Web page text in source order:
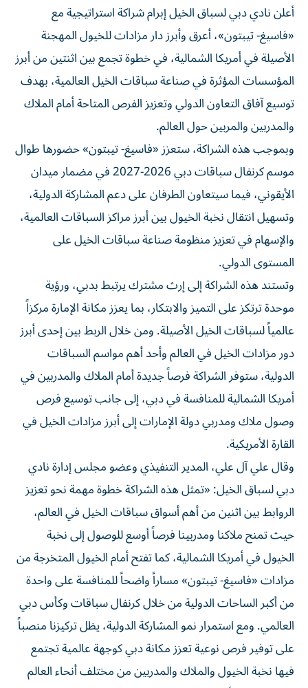
أعلن نادي دبي لسباق الخيل إبرام شراكة استراتيجية مع
«فاسيغ- تيبتون»، أعرق وأبرز دار مزادات للخيول المهجنة
الأصيلة في أمريكا الشمالية، في خطوة تجمع بين اثنتين من أبرز
المؤسسات المؤثرة في صناعة سباقات الخيل العالمية، بهدف
توسيع آفاق التعاون الدولي وتعزيز الفرص المتاحة أمام الملاك
والمدربين والمربين حول العالم.
وبموجب هذه الشراكة، ستعزز «فاسيغ- تيبتون» حضورها طوال
موسم كرنفال سباقات دبي 2026-2027 في مضمار ميدان
الأيقوني، فيما سيتعاون الطرفان على دعم المشاركة الدولية،
وتسهيل انتقال نخبة الخيول بين أبرز مراكز السباقات العالمية،
والإسهام في تعزيز منظومة صناعة سباقات الخيل على
المستوى الدولي.
وتستند هذه الشراكة إلى إرث مشترك يرتبط بدبي، ورؤية
موحدة ترتكز على التميز والابتكار، بما يعزز مكانة الإمارة مركزاً
عالمياً لسباقات الخيل الأصيلة. ومن خلال الربط بين إحدى أبرز
دور مزادات الخيل في العالم وأحد أهم مواسم السباقات
الدولية، ستوفر الشراكة فرصاً جديدة أمام الملاك والمدربين في
أمريكا الشمالية للمنافسة في دبي، إلى جانب توسيع فرص
وصول ملاك ومدربي دولة الإمارات إلى أبرز مزادات الخيل في
القارة الأمريكية.
وقال علي آل علي، المدير التنفيذي وعضو مجلس إدارة نادي
دبي لسباق الخيل: «تمثل هذه الشراكة خطوة مهمة نحو تعزيز
الروابط بين اثنين من أهم أسواق سباقات الخيل في العالم،
حيث تمنح ملاكنا ومدربينا فرصاً أوسع للوصول إلى نخبة
الخيول في أمريكا الشمالية، كما تفتح أمام الخيول المتخرجة من
مزادات «فاسيغ- تيبتون» مساراً واضحاً للمنافسة على واحدة
من أكبر الساحات الدولية من خلال كرنفال سباقات وكأس دبي
العالمي. ومع استمرار نمو المشاركة الدولية، يظل تركيزنا منصباً
على توفير فرص نوعية تعزز مكانة دبي كوجهة عالمية تجتمع
فيها نخبة الخيول والملاك والمدربين من مختلف أنحاء العالم